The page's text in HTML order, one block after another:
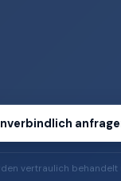
vertraulich